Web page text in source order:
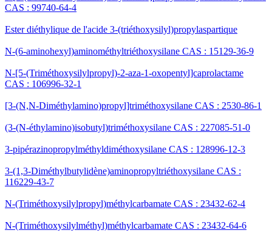
CAS : 99740-64-4
Ester diéthylique de l'acide 3-(triéthoxysilyl)propylaspartique
N-(6-aminohexyl)aminométhyltriéthoxysilane CAS : 15129-36-9
N-[5-(Triméthoxysilylpropyl)-2-aza-1-oxopentyl]caprolactame
CAS : 106996-32-1
[3-(N,N-Diméthylamino)propyl]triméthoxysilane CAS : 2530-86-1
(3-(N-éthylamino)isobutyl)triméthoxysilane CAS : 227085-51-0
3-pipérazinopropylméthyldiméthoxysilane CAS : 128996-12-3
3-(1,3-Diméthylbutylidène)aminopropyltriéthoxysilane CAS :
116229-43-7
N-(Triméthoxysilylpropyl)méthylcarbamate CAS : 23432-62-4
N-(Triméthoxysilylméthyl)méthylcarbamate CAS : 23432-64-6